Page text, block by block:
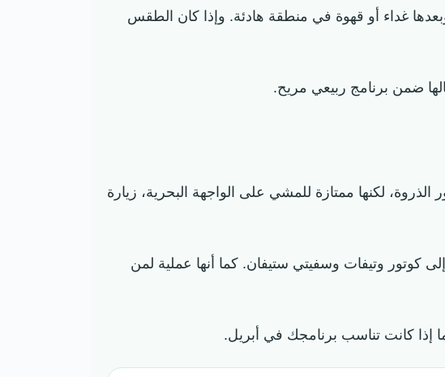
غداء أو قهوة في منطقة هادئة. وإذا كان الطقس
ضمن برنامج ربيعي مريح.
لكنها ممتازة للمشي على الواجهة البحرية، زيارة
كوتور وتيفات وسفيتي ستيفان. كما أنها عملية لمن
إذا كانت تناسب برنامجك في أبريل.